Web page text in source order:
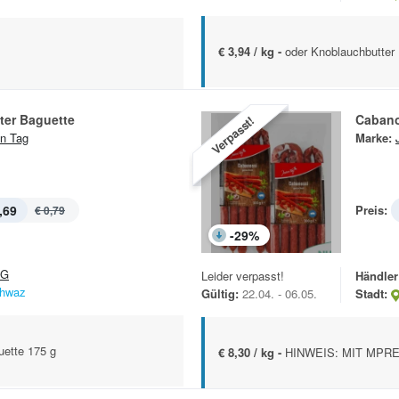
€ 3,94 / kg - oder
Baguette
Tag
€ 0,79
175 g
Verpasst!
-29%
Marke:
Preis:
Leider verpasst!
Gültig: 22.04. - 06.05.
Stadt:
€ 8,30 / kg - HINWEIS: MIT